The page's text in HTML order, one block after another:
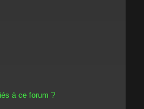
à ce forum ?